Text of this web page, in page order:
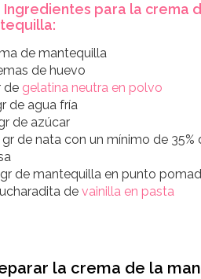
Ingredientes para la crema
de mantequilla
de huevo
de gelatina neutra en polvo
de agua fría
de azúcar
gr de nata con un mínimo de 35%
gr de mantequilla en punto
de vainilla en pasta
la crema de la